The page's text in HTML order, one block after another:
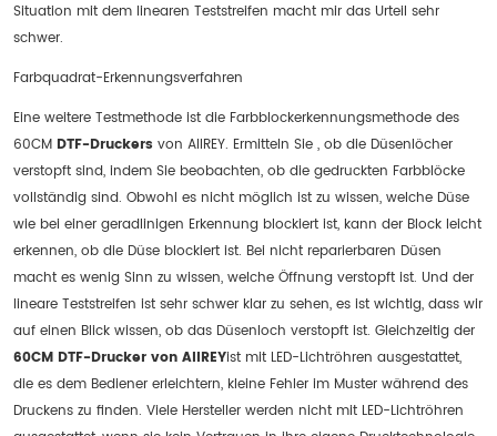
Situation mit dem linearen Teststreifen macht mir das Urteil sehr
schwer.
Farbquadrat-Erkennungsverfahren
Eine weitere Testmethode ist die Farbblockerkennungsmethode des
60CM DTF-Druckers von AIIREY. Ermitteln Sie , ob die Düsenlöcher
verstopft sind, indem Sie beobachten, ob die gedruckten Farbblöcke
vollständig sind. Obwohl es nicht möglich ist zu wissen, welche Düse
wie bei einer geradlinigen Erkennung blockiert ist, kann der Block leicht
erkennen, ob die Düse blockiert ist. Bei nicht reparierbaren Düsen
macht es wenig Sinn zu wissen, welche Öffnung verstopft ist. Und der
lineare Teststreifen ist sehr schwer klar zu sehen, es ist wichtig, dass wir
auf einen Blick wissen, ob das Düsenloch verstopft ist. Gleichzeitig der
60CM DTF-Drucker von AIIREYist mit LED-Lichtröhren ausgestattet,
die es dem Bediener erleichtern, kleine Fehler im Muster während des
Druckens zu finden. Viele Hersteller werden nicht mit LED-Lichtröhren